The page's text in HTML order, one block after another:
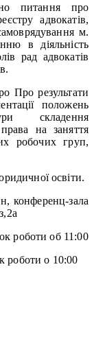
питання про
адвокатів,
м.
в діяльність
рад адвокатів
Про результати
положень
складення
на заняття
робочих груп,
освіти.
конференц-зала
роботи об 11:00
роботи о 10:00